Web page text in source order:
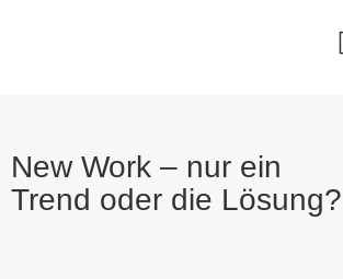
New Work – nur ein
Trend oder die Lösung?